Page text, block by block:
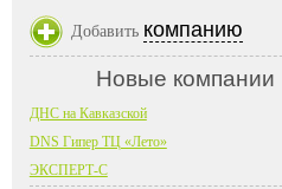
Добавить компанию
Новые компании
ДНС на Кавказской
DNS Гипер ТЦ «Лето»
ЭКСПЕРТ-С